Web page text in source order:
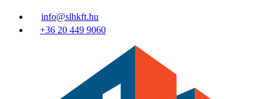
info@slhkft.hu
+36 20 449 9060